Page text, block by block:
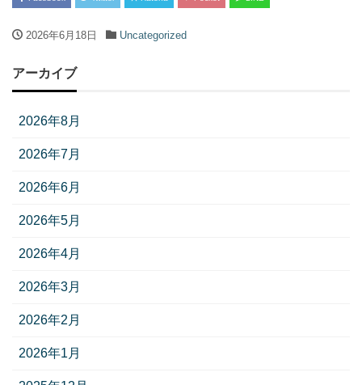
2026年6月18日 Uncategorized
アーカイブ
2026年8月
2026年7月
2026年6月
2026年5月
2026年4月
2026年3月
2026年2月
2026年1月